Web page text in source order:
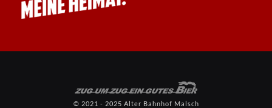
© 2021 - 2025 Alter Bahnhof Malsch